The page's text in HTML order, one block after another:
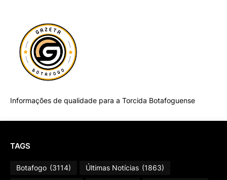
Informações de qualidade para a Torcida Botafoguense
TAGS
Botafogo (3114) Últimas Notícias (1863)